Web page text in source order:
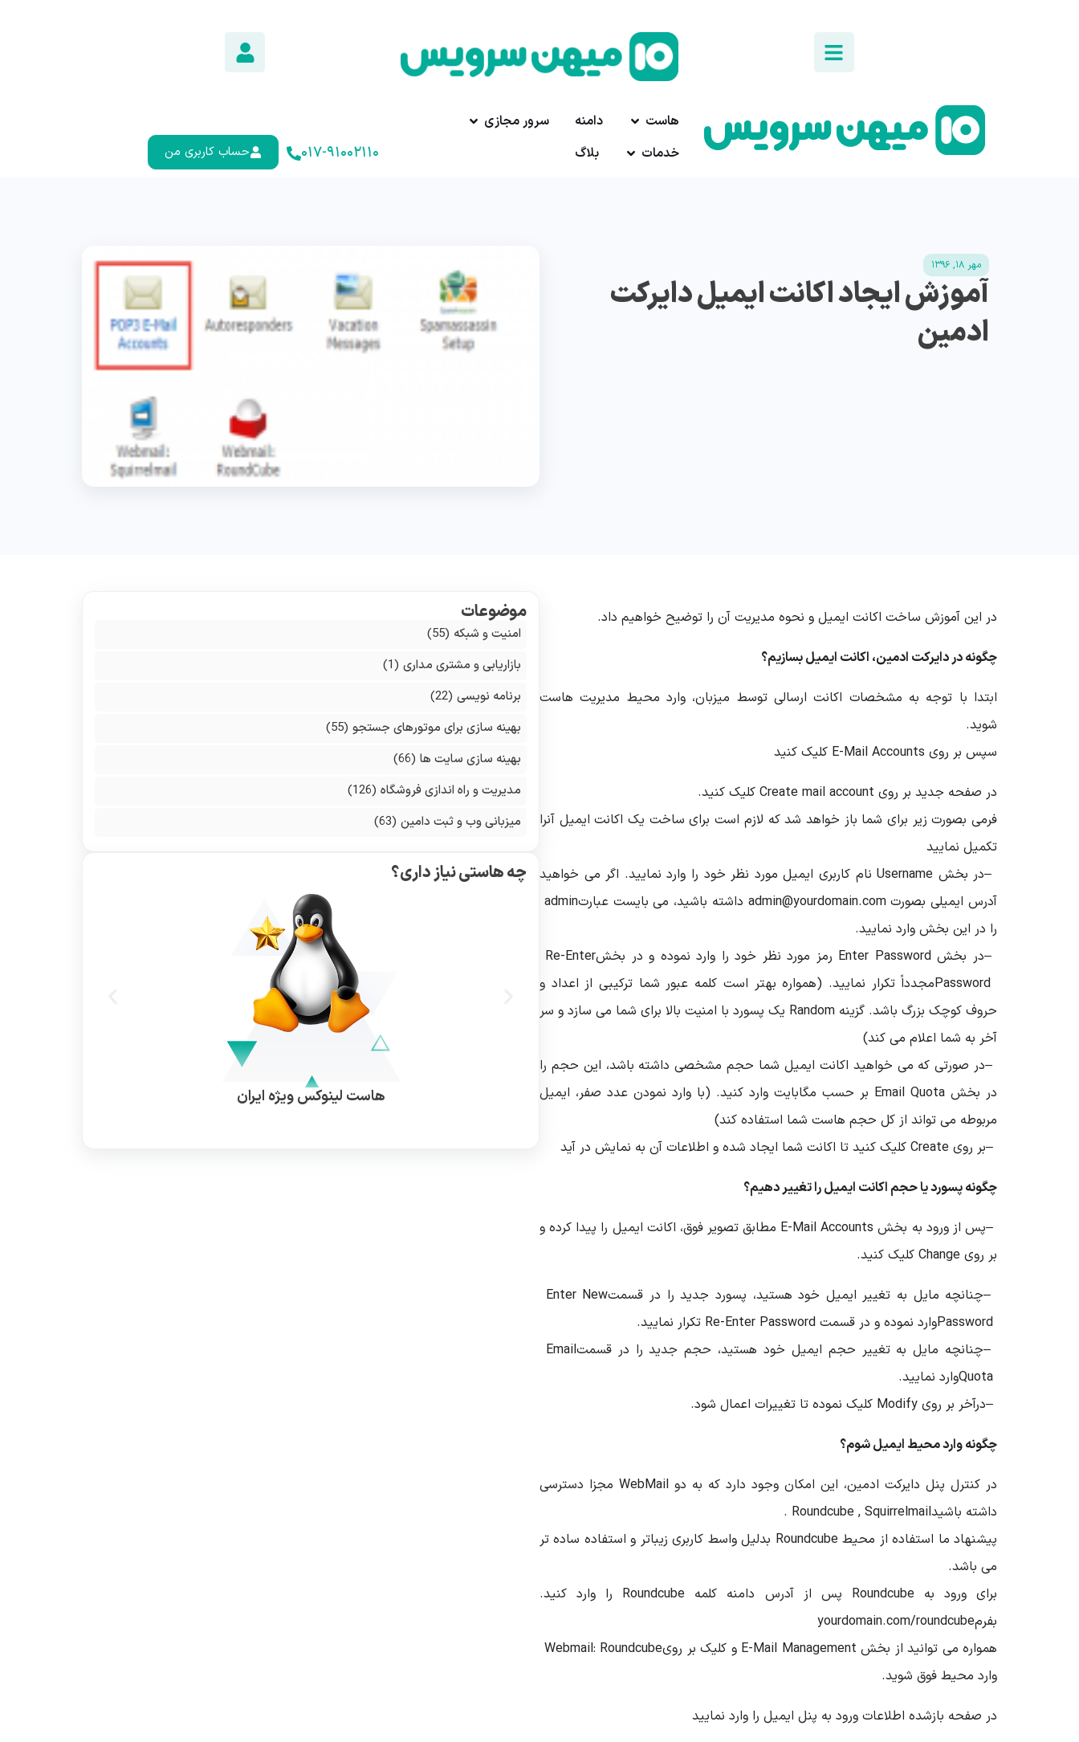
هاست دامنه
سرور مجازی
خدمات
بلاگ ۰۱۷-۹۱۰۰۲۱۱۰ حساب کاربری من
مهر ۱۸, ۱۳۹۶
آموزش ایجاد اکانت ایمیل دایرکت
ادمین
در این آموزش ساخت اکانت ایمیل و نحوه مدیریت آن را توضیح خواهیم داد.
چگونه در دایرکت ادمین، اکانت ایمیل بسازیم؟
ابتدا با توجه به مشخصات اکانت ارسالی توسط میزبان، وارد محیط مدیریت هاست
شوید.
سپس بر روی E-Mail Accounts کلیک کنید
در صفحه جدید بر روی Create mail account کلیک کنید.
فرمی بصورت زیر برای شما باز خواهد شد که لازم است برای ساخت یک اکانت ایمیل آنرا
تکمیل نمایید
–در بخش Username نام کاربری ایمیل مورد نظر خود را وارد نمایید. اگر می خواهید
آدرس ایمیلی بصورتadmin@yourdomain.com داشته باشید، می بایست عبارتadmin
را در این بخش وارد نمایید.
–در بخشEnter Password رمز مورد نظر خود را وارد نموده و در بخشRe-Enter
Passwordمجدداً تکرار نمایید. (همواره بهتر است کلمه عبور شما ترکیبی از اعداد و
حروف کوچک بزرگ باشد. گزینه Random یک پسورد با امنیت بالا برای شما می سازد و سر
آخر به شما اعلام می کند(
–در صورتی که می خواهید اکانت ایمیل شما حجم مشخصی داشته باشد، این حجم را
در بخش Email Quota بر حسب مگابایت وارد کنید. (با وارد نمودن عدد صفر، ایمیل
مربوطه می تواند از کل حجم هاست شما استفاده کند(
–بر روی Create کلیک کنید تا اکانت شما ایجاد شده و اطلاعات آن به نمایش در آید
چگونه پسورد یا حجم اکانت ایمیل را تغییر دهیم؟
–پس از ورود به بخشE-Mail Accounts مطابق تصویر فوق، اکانت ایمیل را پیدا کرده و
بر روی Change کلیک کنید.
–چنانچه مایل به تغییر ایمیل خود هستید، پسورد جدید را در قسمتEnter New
Passwordوارد نموده و در قسمت Re-Enter Password تکرار نمایید.
–چنانچه مایل به تغییر حجم ایمیل خود هستید، حجم جدید را در قسمتEmail
Quotaوارد نمایید.
–درآخر بر روی Modify کلیک نموده تا تغییرات اعمال شود.
چگونه وارد محیط ایمیل شوم؟
در کنترل پنل دایرکت ادمین، این امکان وجود دارد که به دو WebMail مجزا دسترسی
داشته باشید. Roundcube , Squirrelmail
پیشنهاد ما استفاده از محیطRoundcube بدلیل واسط کاربری زیباتر و استفاده ساده تر
می باشد.
برای ورود به Roundcube پس از آدرس دامنه کلمه Roundcube را وارد کنید.
بفرمyourdomain.com/roundcube
همواره می توانید از بخش E-Mail Managementو کلیک بر رویWebmail: Roundcube
وارد محیط فوق شوید.
در صفحه بازشده اطلاعات ورود به پنل ایمیل را وارد نمایید
موضوعات
امنیت و شبکه (55)
بازاریابی و مشتری مداری (1)
برنامه نویسی (22)
بهینه سازی برای موتورهای جستجو (55)
بهینه سازی سایت ها (66)
مدیریت و راه اندازی فروشگاه (126)
میزبانی وب و ثبت دامین (63)
چه هاستی نیاز داری؟
هاست لینوکس ویژه ایران